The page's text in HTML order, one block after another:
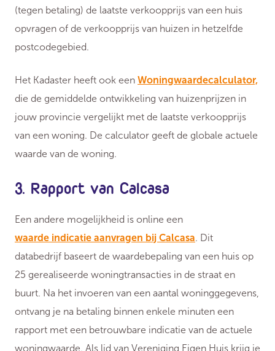
(tegen betaling) de laatste verkoopprijs van een huis
opvragen of de verkoopprijs van huizen in hetzelfde
postcodegebied.
Het Kadaster heeft ook een Woningwaardecalculator,
die de gemiddelde ontwikkeling van huizenprijzen in
jouw provincie vergelijkt met de laatste verkoopprijs
van een woning. De calculator geeft de globale actuele
waarde van de woning.
3. Rapport van Calcasa
Een andere mogelijkheid is online een
waarde indicatie aanvragen bij Calcasa. Dit
databedrijf baseert de waardebepaling van een huis op
25 gerealiseerde woningtransacties in de straat en
buurt. Na het invoeren van een aantal woninggegevens,
ontvang je na betaling binnen enkele minuten een
rapport met een betrouwbare indicatie van de actuele
woningwaarde. Als lid van Vereniging Eigen Huis krijg je